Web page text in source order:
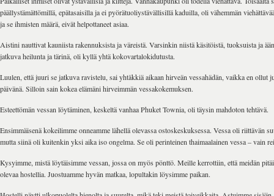
päällystämättömillä, epätasaisilla ja ei pyörätuoliystävällisillä kaduilla, oli vähemmän
ja se ihmisten määrä, eivät helpottaneet asiaa.
Aistini nauttivat kauniista rakennuksista ja väreistä. Varsinkin niistä käsitöistä, tuoksuista ja
jatkuva heilunta ja tärinä, oli kyllä yhtä kokovartalokidutusta.
Luulen, että juuri se jatkuva ravistelu, sai yhtäkkiä aikaan hirveän vessahädän, vaikka en ollut
päivänä. Silloin sain kokea elämäni hirveimmän vessakokemuksen.
Esteettömän vessan löytäminen, keskeltä vanhaa Phuket Townia, oli täysin mahdoton tehtävä.
Ensimmäisenä kokeilimme onneamme lähellä olevassa ostoskeskuksessa. Vessa oli riittävän
mutta siinä oli kuitenkin yksi aika iso ongelma. Se oli perinteinen thaimaalainen vessa – vain
Kysyimme, mistä löytäisimme vessan, jossa on myös pönttö. Meille kerrottiin, että meidän
olevaa hostellia. Juostuamme hyvän matkaa, lopultakin löysimme paikan.